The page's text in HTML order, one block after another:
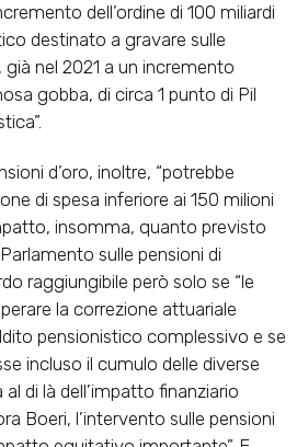
dell’ordine di 100 miliardi
destinato a gravare sulle
nel 2021 a un incremento
gobba, di circa 1 punto di Pil
d’oro, inoltre, “potrebbe
di spesa inferiore ai 150 milioni
insomma, quanto previsto
sulle pensioni di
raggiungibile però solo se “le
la correzione attuariale
pensionistico complessivo e se
incluso il cumulo delle diverse
al di là dell’impatto finanziario
Boeri, l’intervento sulle pensioni